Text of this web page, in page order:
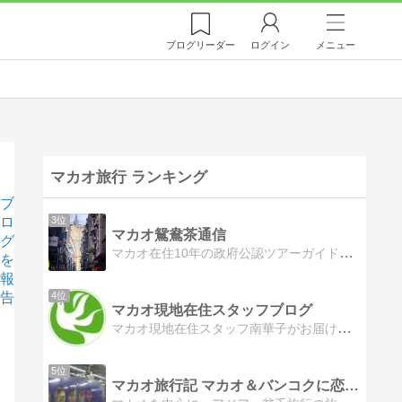
ブログリーダー ログイン メニュー
ブ
ロ
グ
を
報
告
マカオ旅行 ランキング
3位
マカオ鴛鴦茶通信
マカオ在住10年の政府公認ツアーガイドが、マカオの最新観光情報をわかりやすくお伝えします。治安が良いピカピカの街マカオで、非日常体験をしてみませんか？
4位
マカオ現地在住スタッフブログ
マカオ現地在住スタッフ南華子がお届けする情報ブログ|マカオの観光・グルメ・イベントなど現地ならではの旬な情報が満載！（になるよう少しずつアップしていきます。）
5位
マカオ旅行記 マカオ＆バンコクに恋焦がれ